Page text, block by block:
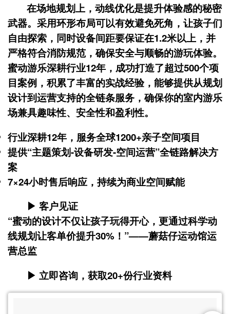
在场地规划上，动线优化是提升体验感的秘密
武器。采用环形布局可以有效避免死角，让孩子们
自由探索，同时设备间距要保证在1.2米以上，并
严格符合消防规范，确保安全与顺畅的游玩体验。
蜜动游乐深耕行业12年，成功打造了超过500个项
目案例，积累了丰富的实战经验，能够提供从规划
设计到运营支持的全链条服务，确保你的室内游乐
场兼具趣味性、安全性和盈利性。
行业深耕12年，服务全球1200+亲子空间项目
提供“主题策划-设备研发-空间运营”全链路解决方
案
7×24小时售后响应，持续为商业空间赋能
▶ 客户见证
“蜜动的设计不仅让孩子玩得开心，更通过科学动
线规划让客单价提升30%！”——蘑菇仔运动馆运
营总监
▶ 立即咨询，获取20+份行业资料